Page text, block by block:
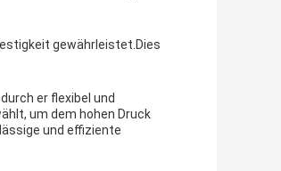
gewährleistet.Dies
er flexibel und
um dem hohen Druck
und effiziente